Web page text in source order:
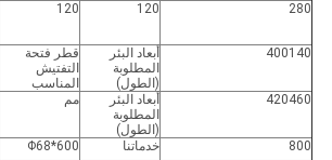
280
120
120
400140
أبعاد البئر
المطلوبة
(الطول)
قطر فتحة
التفتيش
المناسب
420460
أبعاد البئر
المطلوبة
(الطول)
مم
800 خدماتنا Φ68*600